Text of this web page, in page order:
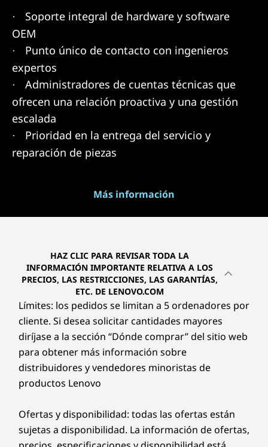
·
Soporte integral de hardware y software
OEM
·
Punto único de contacto con ingenieros
expertos
·
Administradores de cuentas técnicas que
ofrecen una relación proactiva y una gestión
escalada
·
Prioridad en la entrega del servicio y
reparación de piezas
Más información
HAZ CLIC PARA REVISAR TODA LA
INFORMACIÓN IMPORTANTE RELATIVA A LOS
PRECIOS, LAS RESTRICCIONES, LAS GARANTÍAS,
ETC. DE LENOVO.COM
Límites: los pedidos se limitan a 5 ordenadores por
cliente. Si desea solicitar cantidades mayores
diríjase a la sección “Dónde comprar” del sitio web
para obtener más información sobre
distribuidores y vendedores minoristas de
productos Lenovo
Ofertas y disponibilidad: todas las ofertas están
sujetas a disponibilidad. La información de ofertas,